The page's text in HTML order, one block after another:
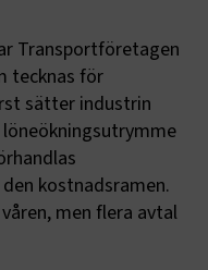
Transportföretagen
tecknas för
sätter industrin
kostnadsramen.
men flera avtal